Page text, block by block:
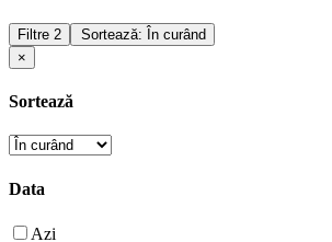
Filtre 2
Sortează: În curând
×
Sortează
Data
Azi